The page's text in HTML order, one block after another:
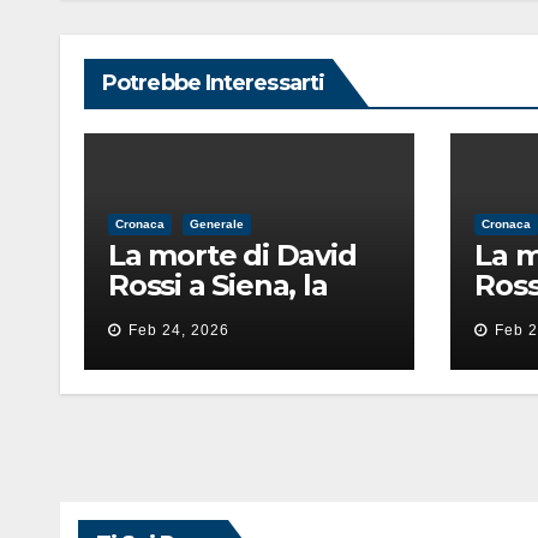
Potrebbe Interessarti
Cronaca Generale
La morte di David
Rossi a Siena, la
perizia lancia la
pista di
un’intimidazione
finita male
Feb 24, 2026
Cronaca
La
Feb